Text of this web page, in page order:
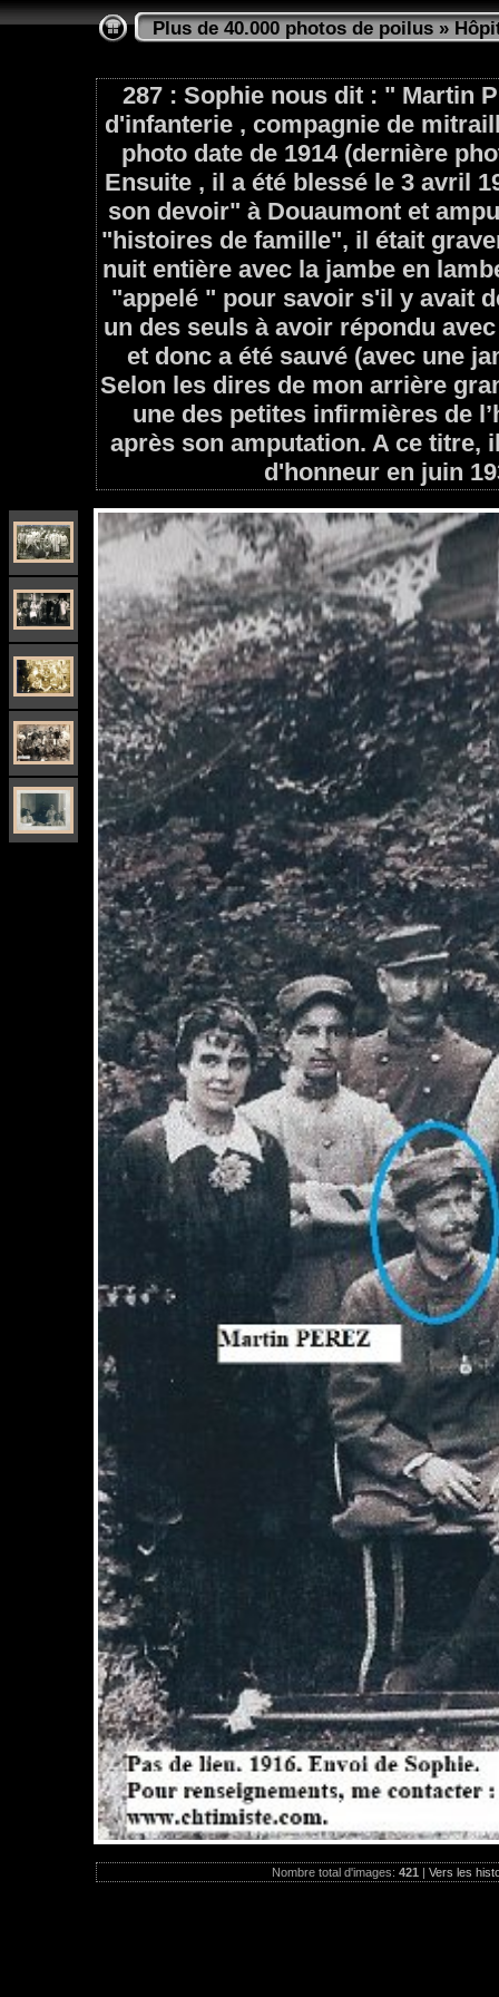
Plus de 40.000 photos de poilus»
287 : Sophie nous dit : " Martin
d'infanterie , compagnie de
photo date de 1914 (dernière
Ensuite , il a été blessé le 3 avril
son devoir" à Douaumont et
"histoires de famille", il était
nuit entière avec la jambe en
"appelé " pour savoir s'il y avait
un des seuls à avoir répondu
et donc a été sauvé (avec une
Selon les dires de mon arrière
une des petites infirmières de
après son amputation. A ce titre,
d'honneur en juin
Nombre total d'images: 421 | Vers les